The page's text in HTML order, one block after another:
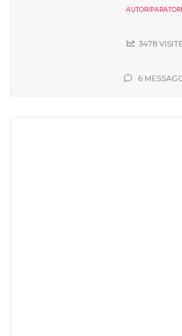
3478
6